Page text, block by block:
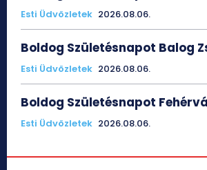
Esti Üdvözletek 2026.08.06.
Boldog Születésnapot Balog
Esti Üdvözletek 2026.08.06.
Boldog Születésnapot
Esti Üdvözletek 2026.08.06.